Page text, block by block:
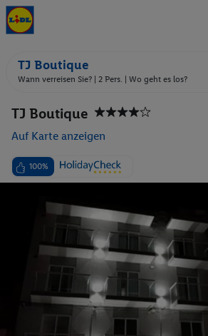
TJ Boutique
Wann verreisen Sie? | 2 Pers. | Wo geht es los?
TJ Boutique
Auf Karte anzeigen
100%